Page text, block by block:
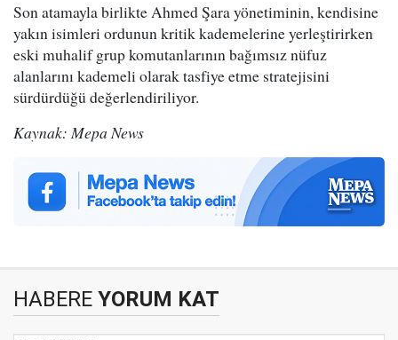
Son atamayla birlikte Ahmed Şara yönetiminin, kendisine
yakın isimleri ordunun kritik kademelerine yerleştirirken
eski muhalif grup komutanlarının bağımsız nüfuz
alanlarını kademeli olarak tasfiye etme stratejisini
sürdürdüğü değerlendiriliyor.
Kaynak: Mepa News
HABERE YORUM KAT